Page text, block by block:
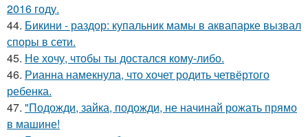
2016 году.
44. Бикини - раздор: купальник мамы в аквапарке вызвал
споры в сети.
45. Не хочу, чтобы ты достался кому-либо.
46. Рианна намекнула, что хочет родить четвёртого
ребенка.
47. "Подожди, зайка, подожди, не начинай рожать прямо
в машине!